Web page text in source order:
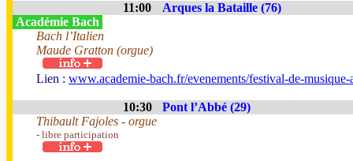
11:00
Arques la Bataille (76)
Académie Bach
Bach l’Italien
Maude Gratton (orgue)
Lien : www.academie-bach.fr/evenements/festival-de-
10:30
Pont l’Abbé (29)
Thibault Fajoles - orgue
- libre participation